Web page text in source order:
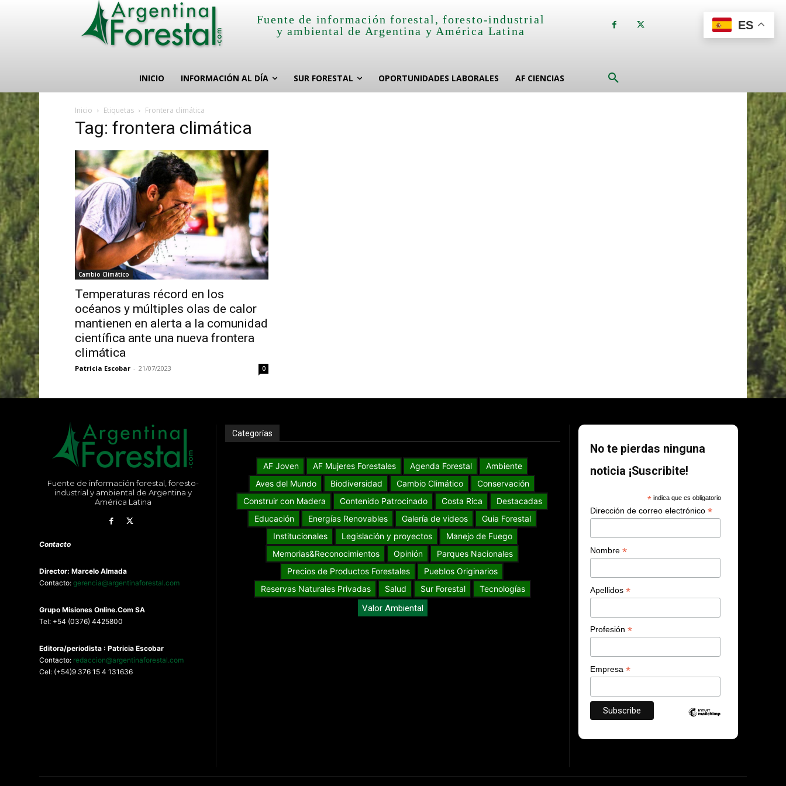
Fuente de información forestal, foresto-industrial
y ambiental de Argentina y América Latina
INICIO INFORMACIÓN AL DÍA SUR FORESTAL OPORTUNIDADES LABORALES AF CIENCIAS
Inicio Etiquetas Frontera climática
Tag: frontera climática
Cambio Climático
Temperaturas récord en los
océanos y múltiples olas de calor
mantienen en alerta a la comunidad
científica ante una nueva frontera
climática
Patricia Escobar - 21/07/2023 0
Fuente de información forestal, foresto-
industrial y ambiental de Argentina y
América Latina
Contacto
Director: Marcelo Almada
Contacto: gerencia@argentinaforestal.com
Grupo MisionesOnline.Com SA
Tel: +54 (0376) 4425800
Editora/periodista : Patricia Escobar
Contacto: redaccion@argentinaforestal.com
Cel: (+54)9 376 15 4 131636
Categorías
AF Joven AF Mujeres Forestales Agenda Forestal
Ambiente
Aves del Mundo
Biodiversidad Cambio Climático
Conservación
Construir con Madera
Contenido Patrocinado Costa Rica
Destacadas
Educación
Energías Renovables Galería de videos
Guia Forestal
Institucionales
Legislación y proyectos
Manejo de Fuego
Memorias&Reconocimientos
Opinión
Parques Nacionales
Precios de Productos Forestales
Pueblos Originarios
Reservas Naturales Privadas
Salud Sur Forestal Tecnologías
Valor Ambiental
No te pierdas ninguna
noticia ¡Suscribite!
*indica que es obligatorio
Dirección de correo electrónico*
Nombre*
Apellidos*
Profesión*
Empresa*
ES